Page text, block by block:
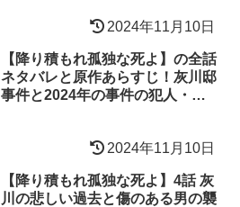
2024年11月10日
【降り積もれ孤独な死よ】の全話
ネタバレと原作あらすじ！灰川邸
事件と2024年の事件の犯人・黒
2024年11月10日
【降り積もれ孤独な死よ】4話 灰
川の悲しい過去と傷のある男の襲